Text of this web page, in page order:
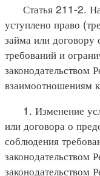
Статья 211-2.
уступлено право
займа или договору
требований и
законодательством
взаимоотношениям
1. Изменение
или договора о
соблюдения
законодательством
законодательством